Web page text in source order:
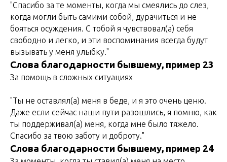
"Спасибо за те моменты, когда мы смеялись до слез,
когда могли быть самими собой, дурачиться и не
бояться осуждения. С тобой я чувствовал(а) себя
свободно и легко, и эти воспоминания всегда будут
вызывать у меня улыбку."
Слова благодарности бывшему, пример 23
За помощь в сложных ситуациях
"Ты не оставлял(а) меня в беде, и я это очень ценю.
Даже если сейчас наши пути разошлись, я помню, как
ты поддерживал(а) меня, когда мне было тяжело.
Спасибо за твою заботу и доброту."
Слова благодарности бывшему, пример 24